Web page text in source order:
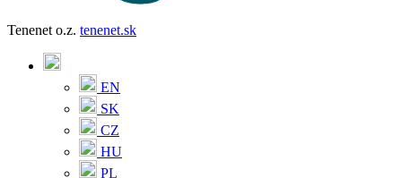
Tenenet o.z. tenenet.sk
EN
SK
CZ
HU
PL